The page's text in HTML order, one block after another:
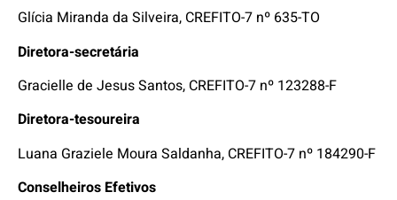
Glícia Miranda da Silveira, CREFITO-7 nº 635-TO
Diretora-secretária
Gracielle de Jesus Santos, CREFITO-7 nº 123288-F
Diretora-tesoureira
Luana Graziele Moura Saldanha, CREFITO-7 nº 184290-F
Conselheiros Efetivos